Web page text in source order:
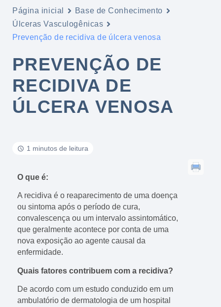
Página inicial
Base de Conhecimento
Úlceras Vasculogênicas
Prevenção de recidiva de úlcera venosa
PREVENÇÃO DE
RECIDIVA DE
ÚLCERA VENOSA
1 minutos de leitura
O que é:
A recidiva é o reaparecimento de uma doença
ou sintoma após o período de cura,
convalescença ou um intervalo assintomático,
que geralmente acontece por conta de uma
nova exposição ao agente causal da
enfermidade.
Quais fatores contribuem com a recidiva?
De acordo com um estudo conduzido em um
ambulatório de dermatologia de um hospital